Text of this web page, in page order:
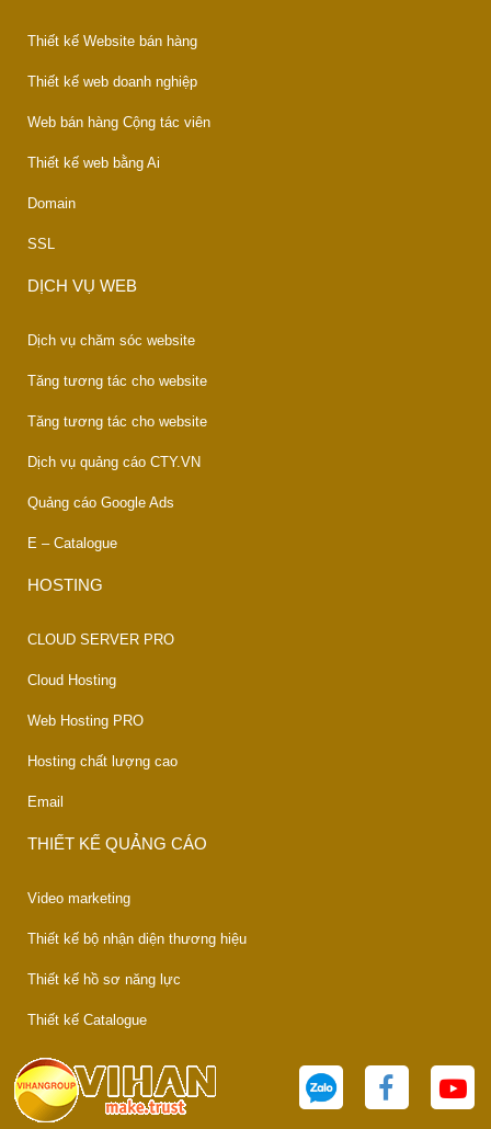
Thiết kế Website bán hàng
Thiết kế web doanh nghiệp
Web bán hàng Cộng tác viên
Thiết kế web bằng Ai
Domain
SSL
DỊCH VỤ WEB
Dịch vụ chăm sóc website
Tăng tương tác cho website
Tăng tương tác cho website
Dịch vụ quảng cáo CTY.VN
Quảng cáo Google Ads
E – Catalogue
HOSTING
CLOUD SERVER PRO
Cloud Hosting
Web Hosting PRO
Hosting chất lượng cao
Email
THIẾT KẾ QUẢNG CÁO
Video marketing
Thiết kế bộ nhận diện thương hiệu
Thiết kế hồ sơ năng lực
Thiết kế Catalogue